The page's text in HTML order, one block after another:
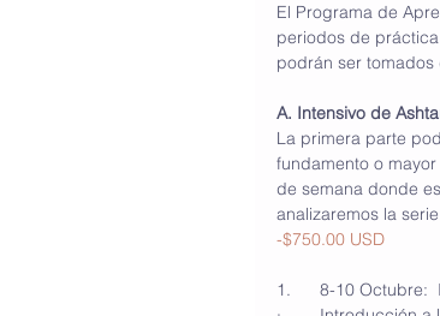
El Programa de
periodos de
podrán ser
A. Intensivo de
La primera parte
fundamento o
de semana donde
analizaremos la
-$750.00 USD
1.      8-10 Octubre: